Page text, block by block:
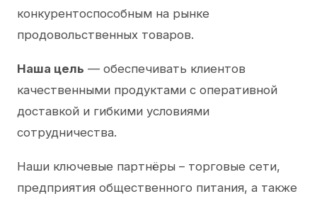
конкурентоспособным на рынке
продовольственных товаров.
Наша цель — обеспечивать клиентов
качественными продуктами с оперативной
доставкой и гибкими условиями
сотрудничества.
Наши ключевые партнёры – торговые сети,
предприятия общественного питания, а также